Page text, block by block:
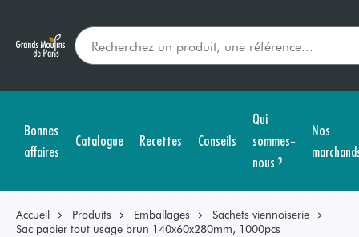
Bonnes
affaires
Catalogue Recettes Conseils
Qui
sommes-
nous ?
Nos
Accueil Produits Emballages
Sachets viennoiserie
Sac papier tout usage brun 140x60x280mm, 1000pcs